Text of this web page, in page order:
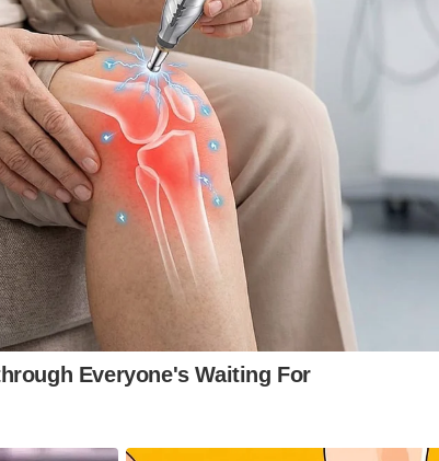
Everyone's Waiting For